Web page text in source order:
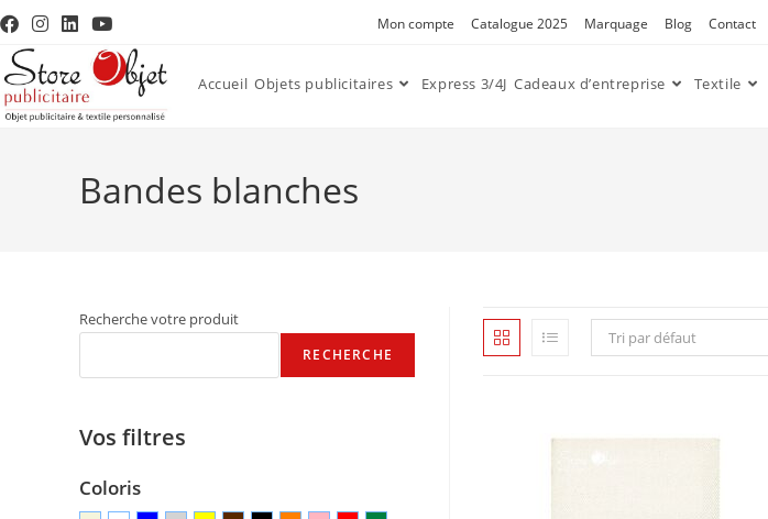
Mon compte Catalogue 2025 Marquage Blog Contact
Accueil Objets publicitaires Express 3/4J Cadeaux d’entreprise Textile
Bandes blanches
Recherche votre produit
RECHERCHE
Vos filtres
Coloris
Tri par défaut